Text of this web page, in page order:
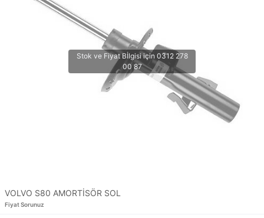
VOLVO S80 AMORTİSÖR SOL
Fiyat Sorunuz